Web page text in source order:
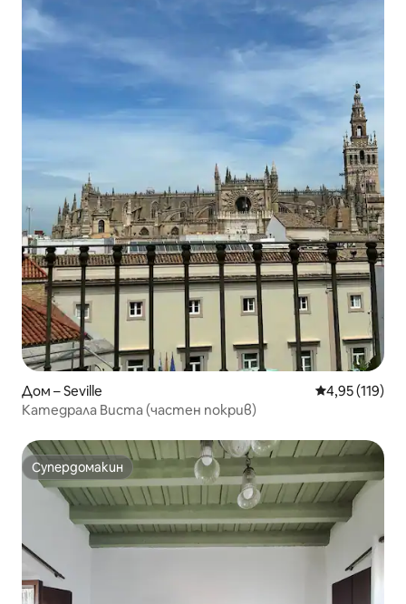
Дом – Seville Средна
4,95 (119)
Катедрала Виста (частен покрив)
Супердомакин
Супердомакин